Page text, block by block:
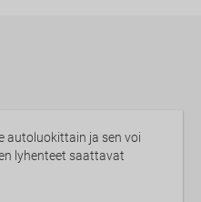
autoluokittain ja sen voi
lyhenteet saattavat